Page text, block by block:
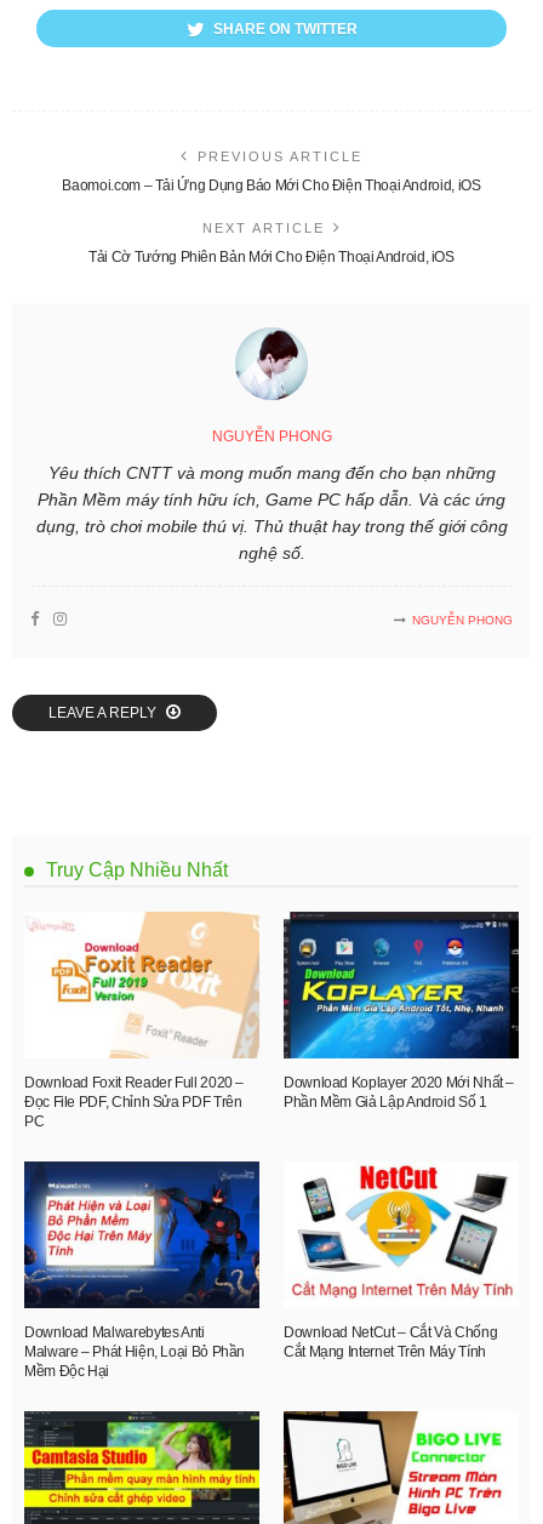
SHARE ON TWITTER
PREVIOUS ARTICLE
Baomoi.com – Tải Ứng Dụng Báo Mới Cho Điện Thoại Android, iOS
NEXT ARTICLE
Tải Cờ Tướng Phiên Bản Mới Cho Điện Thoại Android, iOS
NGUYỄN PHONG
Yêu thích CNTT và mong muốn mang đến cho bạn những
Phần Mềm máy tính hữu ích, Game PC hấp dẫn. Và các ứng
dụng, trò chơi mobile thú vị. Thủ thuật hay trong thế giới công
nghệ số.
NGUYỄN PHONG
LEAVE A REPLY
Truy Cập Nhiều Nhất
Download Foxit Reader Full 2020 –
Đọc File PDF, Chỉnh Sửa PDF Trên
PC
Download Koplayer 2020 Mới Nhất –
Phần Mềm Giả Lập Android Số 1
Download Malwarebytes Anti
Malware – Phát Hiện, Loại Bỏ Phần
Mềm Độc Hại
Download NetCut – Cắt Và Chống
Cắt Mạng Internet Trên Máy Tính